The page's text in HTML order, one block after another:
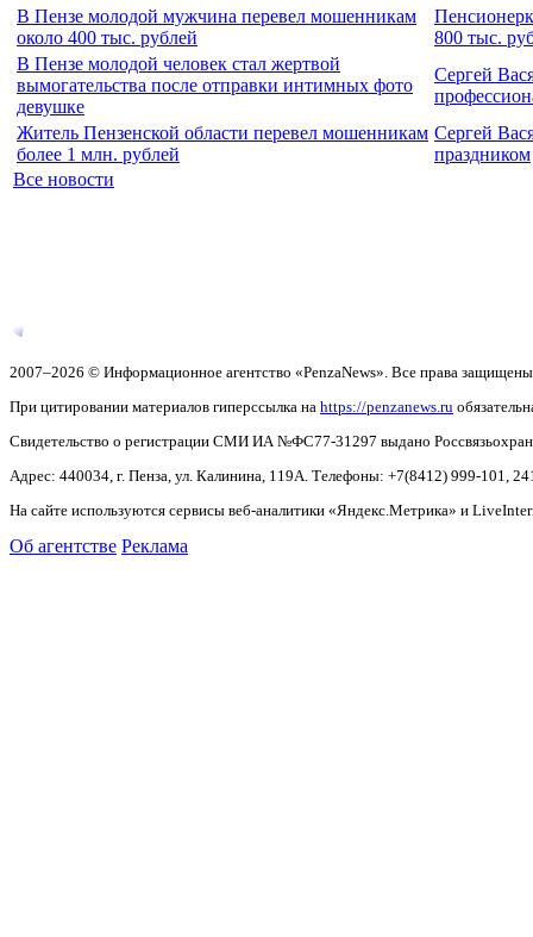
В Пензе молодой мужчина перевел мошенникам
около 400 тыс. рублей
800 тыс.
В Пензе молодой человек стал жертвой
вымогательства после отправки интимных фото
девушке
Сергей
Житель Пензенской области перевел мошенникам
более 1 млн. рублей
Сергей
праздником
Все новости
2007–2026 © Информационное агентство «PenzaNews». Все права
При цитировании материалов гиперссылка на https://penzanews.ru
Свидетельство о регистрации СМИ ИА №ФС77-31297 выдано
Адрес: 440034, г. Пенза, ул. Калинина, 119А. Телефоны: +7(8412) 999-101,
На сайте используются сервисы веб-аналитики «Яндекс.Метрика» и
Об агентстве Реклама